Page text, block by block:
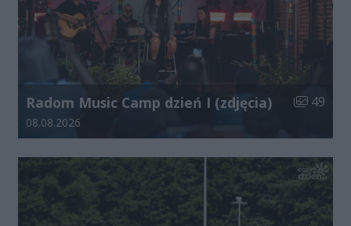
Radom Music Camp dzień I (zdjęcia) Liczba
49
Data dodania galerii:
08.08.2026